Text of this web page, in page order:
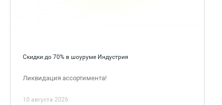
Скидки до 70% в шоуруме Индустрия
Ликвидация ассортимента!
10 августа 2026